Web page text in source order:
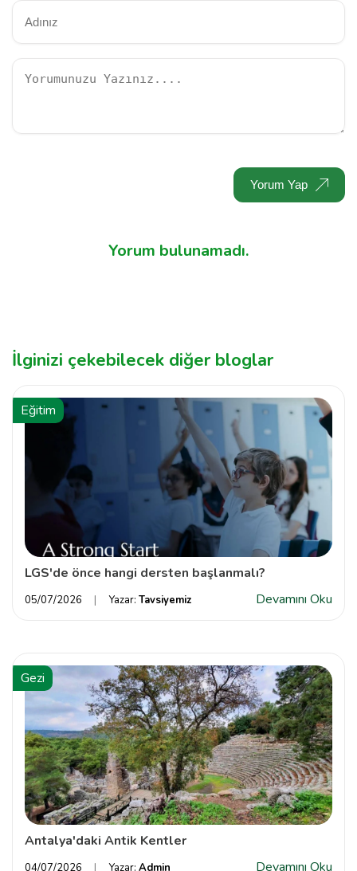
Yorum Yap
Yorum bulunamadı.
İlginizi çekebilecek diğer bloglar
Eğitim
LGS'de önce hangi dersten başlanmalı?
05/07/2026 Yazar: Tavsiyemiz Devamını Oku
Gezi
Antalya'daki Antik Kentler
04/07/2026 Yazar: Admin Devamını Oku